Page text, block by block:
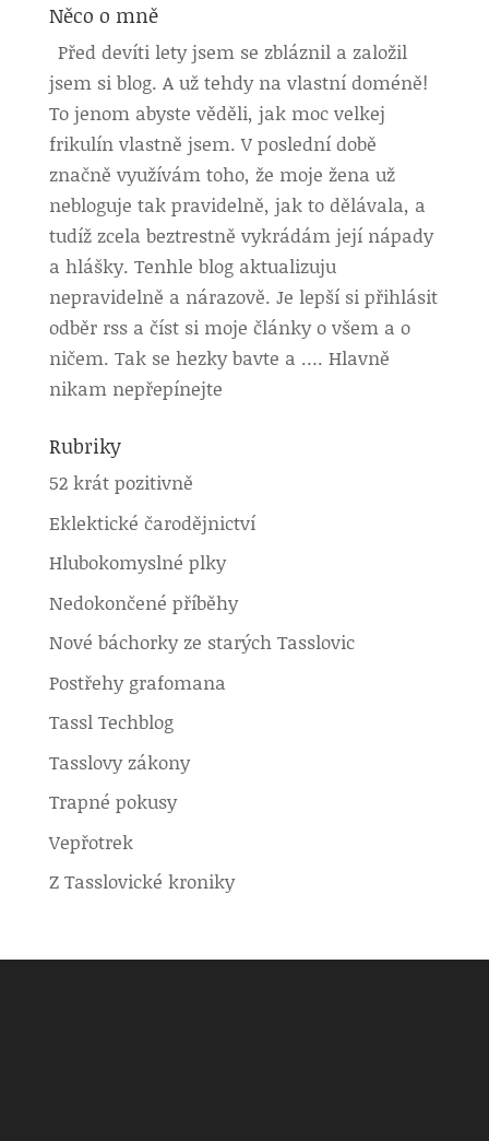
Něco o mně
Před devíti lety jsem se zbláznil a založil
jsem si blog. A už tehdy na vlastní doméně!
To jenom abyste věděli, jak moc velkej
frikulín vlastně jsem. V poslední době
značně využívám toho, že moje žena už
nebloguje tak pravidelně, jak to dělávala, a
tudíž zcela beztrestně vykrádám její nápady
a hlášky. Tenhle blog aktualizuju
nepravidelně a nárazově. Je lepší si přihlásit
odběr rss a číst si moje články o všem a o
ničem. Tak se hezky bavte a …. Hlavně
nikam nepřepínejte
Rubriky
52 krát pozitivně
Eklektické čarodějnictví
Hlubokomyslné plky
Nedokončené příběhy
Nové báchorky ze starých Tasslovic
Postřehy grafomana
Tassl Techblog
Tasslovy zákony
Trapné pokusy
Vepřotrek
Z Tasslovické kroniky